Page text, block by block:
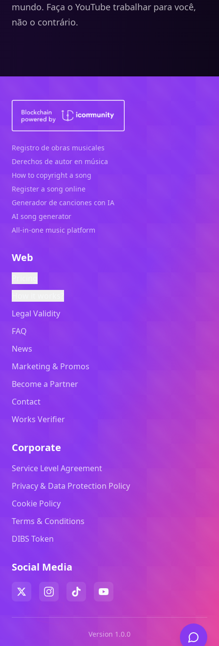
mundo. Faça o YouTube trabalhar para você,
não o contrário.
Registro de obras musicales
Derechos de autor en música
How to copyright a song
Register a song online
Generador de canciones con IA
AI song generator
All-in-one music platform
Web
Legal Validity
FAQ
News
Marketing & Promos
Become a Partner
Contact
Works Verifier
Corporate
Service Level Agreement
Privacy & Data Protection Policy
Cookie Policy
Terms & Conditions
DIBS Token
Social Media
Version 1.0.0